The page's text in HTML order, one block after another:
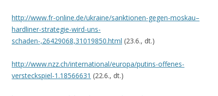
http://www.fr-online.de/ukraine/sanktionen-gegen-moskau–
hardliner-strategie-wird-uns-
schaden-,26429068,31019850.html (23.6., dt.)
http://www.nzz.ch/international/europa/putins-offenes-
versteckspiel-1.18566631 (22.6., dt.)